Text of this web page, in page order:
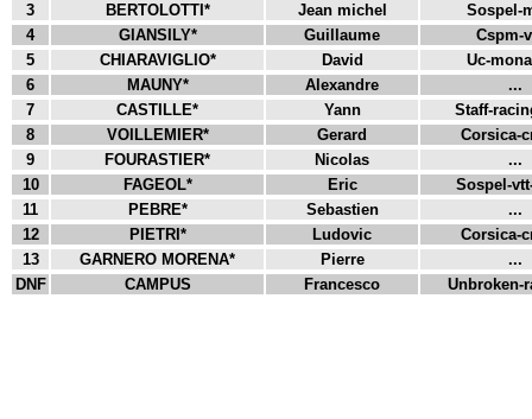
3 BERTOLOTTI* Jean michel
Sospel-
4
GIANSILY* Guillaume
Cspm-
5
CHIARAVIGLIO* David
Uc-
6
MAUNY* Alexandre
...
7
CASTILLE* Yann
Staff-
8
VOILLEMIER* Gerard
Corsica-
9
FOURASTIER* Nicolas
...
10
FAGEOL* Eric
Sospel-
11
PEBRE* Sebastien
...
12
PIETRI* Ludovic
Corsica-
13
GARNERO MORENA* Pierre
...
DNF
CAMPUS Francesco Unbroken-